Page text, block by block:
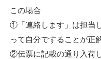
この場合
①「連絡します」は担当
って自分ですることが正
②伝票に記載の通り入荷